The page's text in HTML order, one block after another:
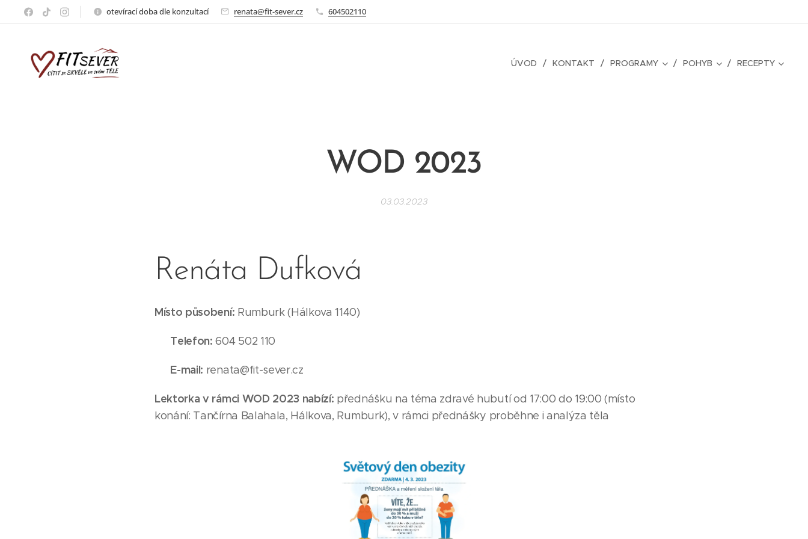
otevírací doba dle konzultací renata@fit-sever.cz 604502110
ÚVOD KONTAKT PROGRAMY POHYB RECEPTY
WOD 2023
03.03.2023
Renáta Dufková
Místo působení: Rumburk (Hálkova 1140)
☎ Telefon:604 502 110
✉ E-mail: renata@fit-sever.cz
Lektorka v rámci WOD 2023 nabízí: přednášku na téma zdravé hubutí od 17:00 do 19:00 (místo
konání: Tančírna Balahala, Hálkova, Rumburk), v rámci přednášky proběhne i analýza těla